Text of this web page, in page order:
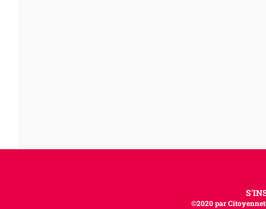
©2020 par